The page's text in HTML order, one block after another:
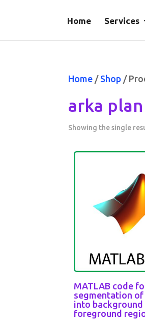
Home Services
Home / Shop /
arka
Showing the single
MATLAB code
segmentation of
into background
foreground